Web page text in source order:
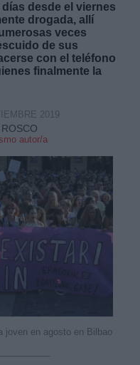
desde el viernes
drogada, allí
veces
de sus
con el teléfono
finalmente la
autor/a
2019
joven en agosto en Bilbao